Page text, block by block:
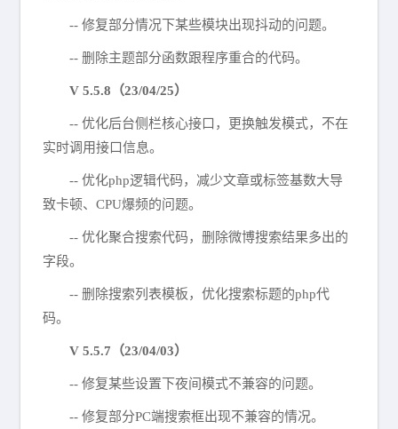
-- 修复部分情况下某些模块出现抖动的问题。
-- 删除主题部分函数跟程序重合的代码。
V 5.5.8（23/04/25）
-- 优化后台侧栏核心接口，更换触发模式，不在
实时调用接口信息。
-- 优化php逻辑代码，减少文章或标签基数大导
致卡顿、CPU爆频的问题。
-- 优化聚合搜索代码，删除微博搜索结果多出的
字段。
-- 删除搜索列表模板，优化搜索标题的php代
码。
V 5.5.7（23/04/03）
-- 修复某些设置下夜间模式不兼容的问题。
-- 修复部分PC端搜索框出现不兼容的情况。